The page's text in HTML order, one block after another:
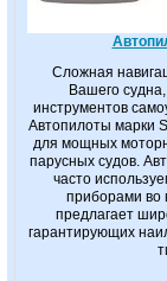
Сложная
Вашего
инструментов
Автопилоты марки
для мощных
парусных судов.
часто
приборами во
предлагает
гарантирующих